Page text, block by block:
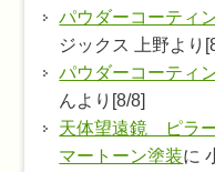
パウダーコーティ
ジックス 上野より
パウダーコーティ
んより[8/8]
天体望遠鏡 ピラ
マートーン塗装に